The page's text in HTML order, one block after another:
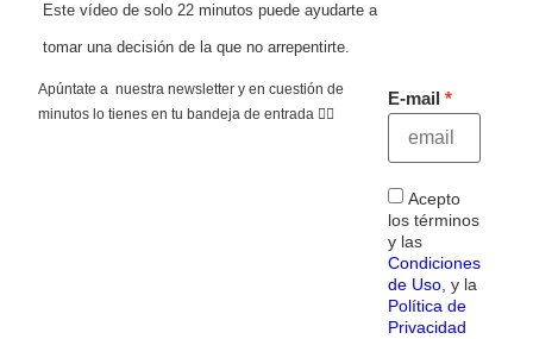
Este vídeo de solo 22 minutos puede ayudarte a
tomar una decisión de la que no arrepentirte.
Apúntate a nuestra newsletter y en cuestión de
minutos lo tienes en tu bandeja de entrada 👇🏻
E-mail
Acepto
los términos
y las
Condiciones
de Uso, y la
Política de
Privacidad